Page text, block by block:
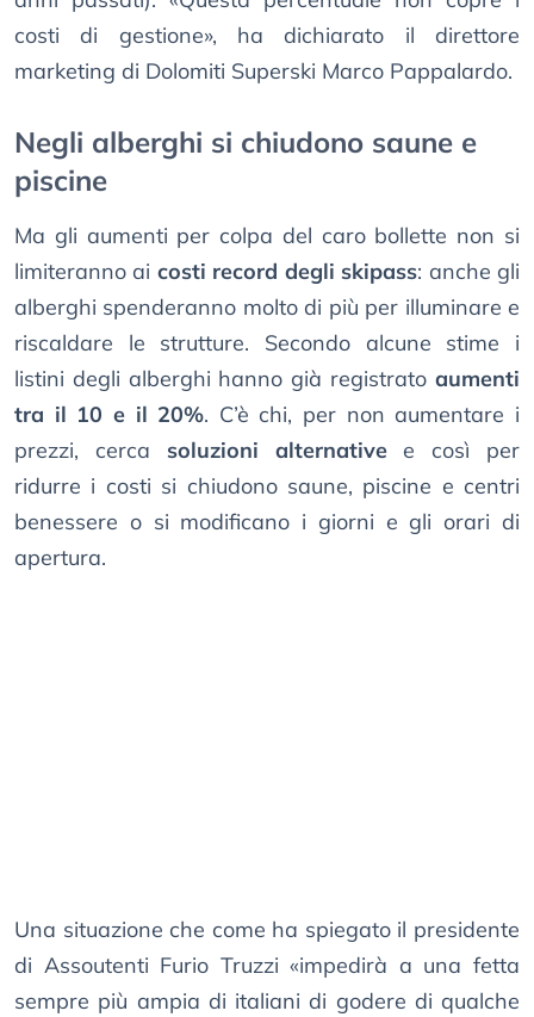
costi di gestione», ha dichiarato il direttore
marketing di Dolomiti Superski Marco Pappalardo.
Negli alberghi si chiudono saune e
piscine
Ma gli aumenti per colpa del caro bollette non si
limiteranno ai costi record degli skipass: anche gli
alberghi spenderanno molto di più per illuminare e
riscaldare le strutture. Secondo alcune stime i
listini degli alberghi hanno già registrato aumenti
tra il 10 e il 20%. C’è chi, per non aumentare i
prezzi, cerca soluzioni alternativee così per
ridurre i costi si chiudono saune, piscine e centri
benessere o si modificano i giorni e gli orari di
apertura.
Una situazione che come ha spiegato il presidente
di Assoutenti Furio Truzzi «impedirà a una fetta
sempre più ampia di italiani di godere di qualche